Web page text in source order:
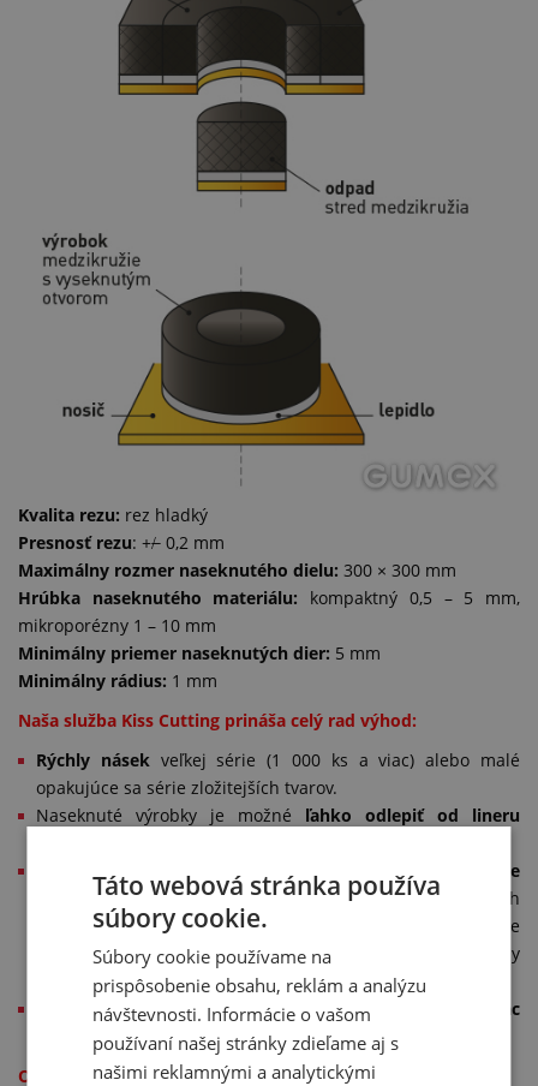
Kvalita rezu: rez hladký
Presnosť rezu: +/̶̶ 0,2 mm
Maximálny rozmer naseknutého dielu: 300 × 300 mm
Hrúbka naseknutého materiálu: kompaktný 0,5 – 5 mm,
mikroporézny 1 – 10 mm
Minimálny priemer naseknutých dier: 5 mm
Minimálny rádius: 1 mm
Naša služba Kiss Cutting prináša celý rad výhod:
Rýchly násekveľkej série (1 000 ks a viac) alebo malé
opakujúce sa série zložitejších tvarov.
Naseknuté výrobky je možné ľahko odlepiť od lineru
Na vyžiadanie nasekneme požadované tvary vrátane
tzv. ušká alebo zobáčiku (fingerlift),čo umožní zložitejších
tvaroch alebo veľmi drobných dieloch ešte jednoduchšie
uchopenie a vybratie naseknutého dielu z lineru aj rýchly
priebeh finálnej montáže.
Matrice pre násek môžu byť viactlačové – naseknú viac
dielov naraz.
Obmedzenia:
Táto webová stránka používa
súbory cookie.
Súbory cookie používame na
prispôsobenie obsahu, reklám a analýzu
návštevnosti. Informácie o vašom
používaní našej stránky zdieľame aj s
našimi reklamnými a analytickými